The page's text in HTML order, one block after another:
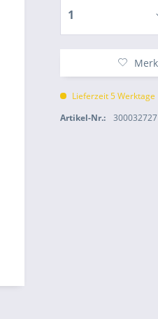
Lieferzeit 5 Werktage
Artikel-Nr.:
300032727